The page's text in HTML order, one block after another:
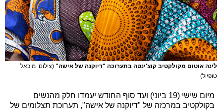
לינה אוטום מקולקטיב קוצ'ינטה בתערוכה "דיוקנה של אישה" (צילום: מיכאל
טופיול)
מיום שישי (19 ביוני) ועד סוף החודש יעמדו חלק מהנשים
בקולקטיב במרכזה של "דיוקנה של אישה", תערוכת תצלומים של